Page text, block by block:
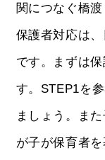
関につなぐ橋
保護者対応は
です。まずは
す。STEP1を
ましょう。ま
が子が保育者